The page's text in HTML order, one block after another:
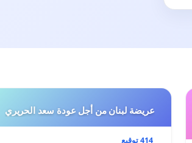
عريضة لبنان من أجل عودة سعد الحريري
414 توقيع